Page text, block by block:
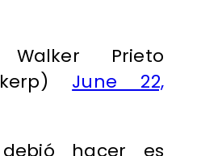
Prieto
June 22,
hacer es